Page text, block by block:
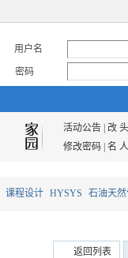
用户名
密码
活动公告| 改
修改密码| 名
课程设计 HYSYS 石油天
返回列表